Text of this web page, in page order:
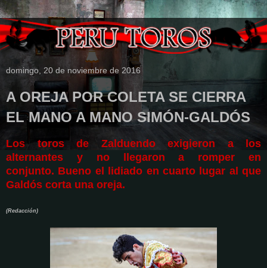
domingo, 20 de noviembre de 2016
A OREJA POR COLETA SE CIERRA
EL MANO A MANO SIMÓN-GALDÓS
Los toros de Zalduendo exigieron a los
alternantes y no llegaron a romper en
conjunto. Bueno el lidiado en cuarto lugar al que
Galdós corta una oreja.
(Redacción)